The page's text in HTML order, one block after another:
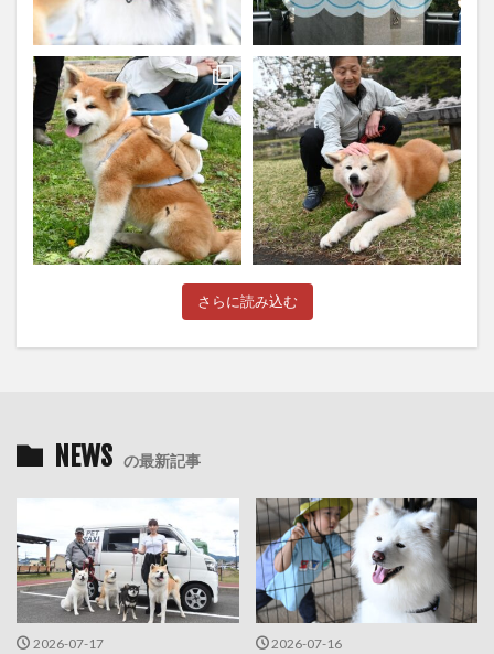
さらに読み込む
NEWS の最新記事
2026-07-17 2026-07-16